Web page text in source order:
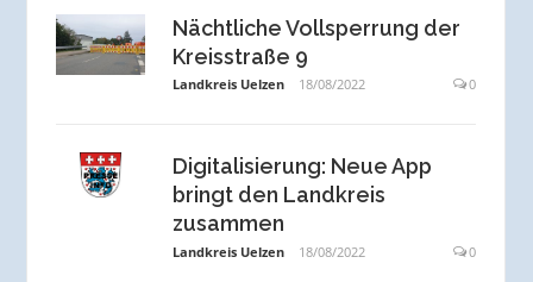
Nächtliche Vollsperrung der
Kreisstraße 9
Landkreis Uelzen 18/08/2022 0
Digitalisierung: Neue App
bringt den Landkreis
zusammen
Landkreis Uelzen 18/08/2022 0